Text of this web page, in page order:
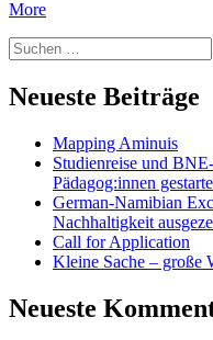
More
Suchen
nach:
Neueste Beiträge
Mapping Aminuis
Studienreise und
Pädagog:innen
German-Namibian
Nachhaltigkeit
Call for Application
Kleine Sache – große
Neueste